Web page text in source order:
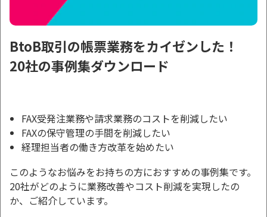
BtoB取引の帳票業務をカイゼンした！
20社の事例集ダウンロード
FAX受発注業務や請求業務のコストを削減したい
FAXの保守管理の手間を削減したい
経理担当者の働き方改革を始めたい
このようなお悩みをお持ちの方におすすめの事例集です。
20社がどのように業務改善やコスト削減を実現したの
か、ご紹介しています。